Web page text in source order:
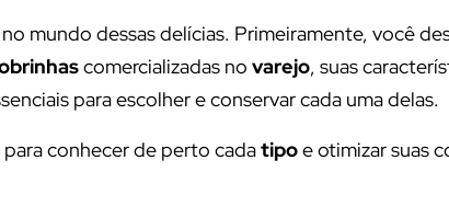
mundo dessas delícias. Primeiramente, você
comercializadas no varejo, suas
para escolher e conservar cada uma delas.
conhecer de perto cadatipoe otimizar suas